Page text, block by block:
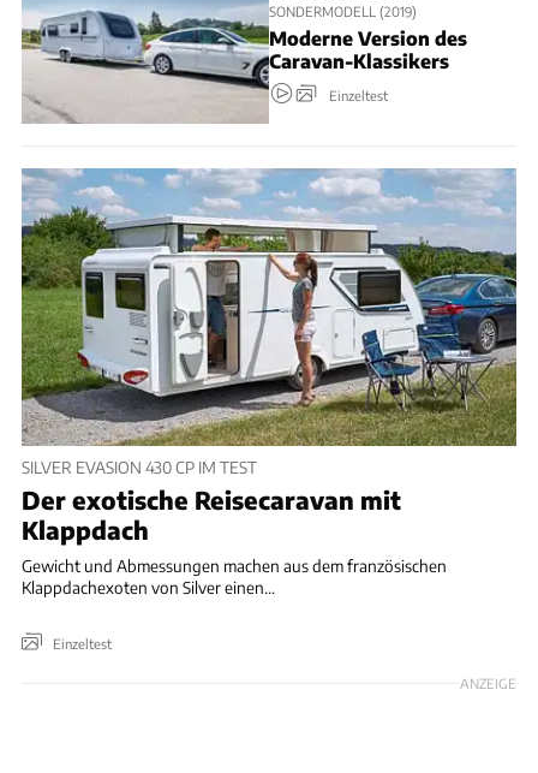
SONDERMODELL (2019)
Moderne Version des
Caravan-Klassikers
Einzeltest
SILVER EVASION 430 CP IM TEST
Der exotische Reisecaravan mit
Klappdach
Gewicht und Abmessungen machen aus dem französischen
Klappdachexoten von Silver einen...
Einzeltest
ANZEIGE